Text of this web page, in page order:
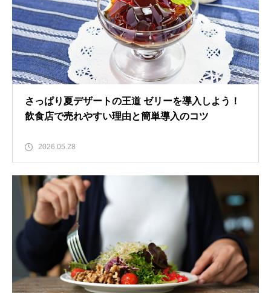
さっぱり夏デザートの王道 ゼリーを導入しよう！
飲食店で売れやすい理由と簡単導入のコツ
2026.05.28